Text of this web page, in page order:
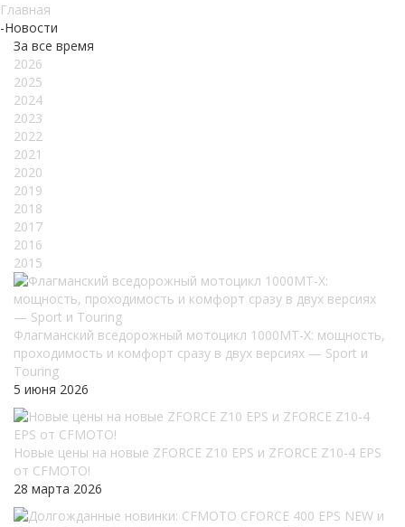
Главная
-Новости
За все время
2026
2025
2024
2023
2022
2021
2020
2019
2018
2017
2016
2015
Флагманский вседорожный мотоцикл 1000MT-X: мощность,
проходимость и комфорт сразу в двух версиях — Sport и
Touring
5 июня 2026
Новые цены на новые ZFORCE Z10 EPS и ZFORCE Z10-4 EPS
от CFMOTO!
28 марта 2026